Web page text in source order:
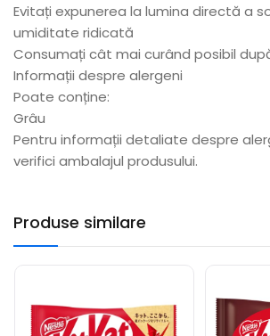
Evitați expunerea la lumina directă a
umiditate ridicată
Consumați cât mai curând posibil
Informații despre alergeni
Poate conține:
Grâu
Pentru informații detaliate despre
verifici ambalajul produsului.
Produse similare